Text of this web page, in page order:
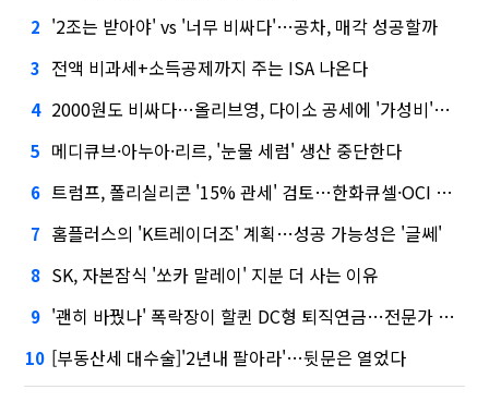
2 '2조는 받아야' vs '너무 비싸다'…공차, 매각 성공할까
3 전액 비과세+소득공제까지 주는 ISA 나온다
4 2000원도 비싸다…올리브영, 다이소 공세에 '가성비'로 맞불
5 메디큐브·아누아·리르, '눈물 세럼' 생산 중단한다
6 트럼프, 폴리실리콘 '15% 관세' 검토…한화큐셀·OCI 영향은?
7 홈플러스의 'K트레이더조' 계획…성공 가능성은 '글쎄'
8 SK, 자본잠식 '쏘카 말레이' 지분 더 사는 이유
9 '괜히 바꿨나' 폭락장이 할퀸 DC형 퇴직연금…전문가 조언은
10 [부동산세 대수술]'2년내 팔아라'…뒷문은 열었다